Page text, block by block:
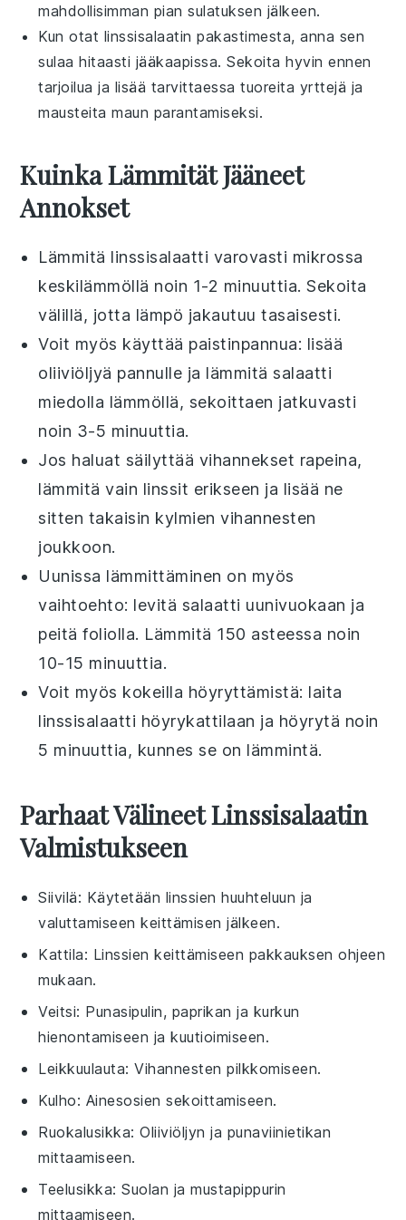
mahdollisimman pian sulatuksen jälkeen.
Kun otat linssisalaatin pakastimesta, anna sen
sulaa hitaasti jääkaapissa. Sekoita hyvin ennen
tarjoilua ja lisää tarvittaessa tuoreita yrttejä ja
mausteita maun parantamiseksi.
Kuinka Lämmität Jääneet
Annokset
Lämmitä linssisalaatti varovasti mikrossa
keskilämmöllä noin 1-2 minuuttia. Sekoita
välillä, jotta lämpö jakautuu tasaisesti.
Voit myös käyttää paistinpannua: lisää
oliiviöljyä pannulle ja lämmitä salaatti
miedolla lämmöllä, sekoittaen jatkuvasti
noin 3-5 minuuttia.
Jos haluat säilyttää vihannekset rapeina,
lämmitä vain linssit erikseen ja lisää ne
sitten takaisin kylmien vihannesten
joukkoon.
Uunissa lämmittäminen on myös
vaihtoehto: levitä salaatti uunivuokaan ja
peitä foliolla. Lämmitä 150 asteessa noin
10-15 minuuttia.
Voit myös kokeilla höyryttämistä: laita
linssisalaatti höyrykattilaan ja höyrytä noin
5 minuuttia, kunnes se on lämmintä.
Parhaat Välineet Linssisalaatin
Valmistukseen
Siivilä: Käytetään linssien huuhteluun ja
valuttamiseen keittämisen jälkeen.
Kattila: Linssien keittämiseen pakkauksen ohjeen
mukaan.
Veitsi: Punasipulin, paprikan ja kurkun
hienontamiseen ja kuutioimiseen.
Leikkuulauta: Vihannesten pilkkomiseen.
Kulho: Ainesosien sekoittamiseen.
Ruokalusikka: Oliiviöljyn ja punaviinietikan
mittaamiseen.
Teelusikka: Suolan ja mustapippurin
mittaamiseen.